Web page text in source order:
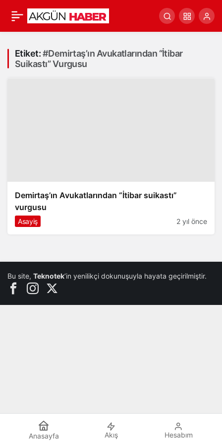
Etiket:#Demirtaş’ın Avukatlarından “İtibar
Suikastı” Vurgusu
Demirtaş’ın Avukatlarından “İtibar suikastı”
vurgusu
Asayiş 2 yıl önce
Bu site, Teknotek’in yenilikçi dokunuşuyla hayata geçirilmiştir.
Anasayfa Akış Hesabım